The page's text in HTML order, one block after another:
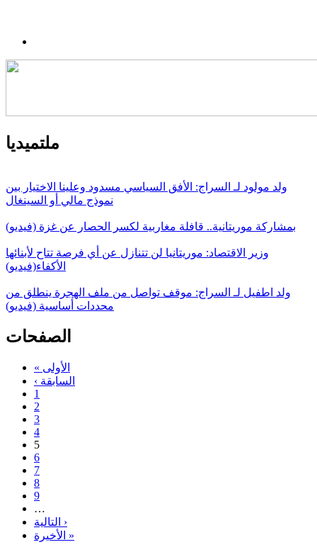
ملتميديا
ولد مولود لـ السراج: الأفق السياسي مسدود وعلينا الاختيار بين
نموذج مالي أو السينغال
بمشاركة موريتانية.. قافلة مغاربية لكسر الحصار عن غزة (فيديو)
وزير الاقتصاد: موريتانيا لن تتنازل عن أي فرصة تتاح لأبنائها
الأكفاء(فيديو)
ولد اطفيل لـ السراج: موقف تواصل من ملف الهجرة ينطلق من
محددات أساسية (فيديو)
الصفحات
« الأولى
‹ السابقة
1
2
3
4
5
6
7
8
9
…
التالية ›
الأخيرة »